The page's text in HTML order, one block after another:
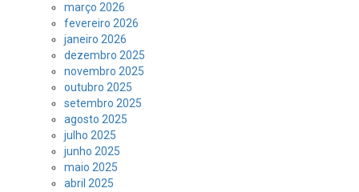
março 2026
fevereiro 2026
janeiro 2026
dezembro 2025
novembro 2025
outubro 2025
setembro 2025
agosto 2025
julho 2025
junho 2025
maio 2025
abril 2025